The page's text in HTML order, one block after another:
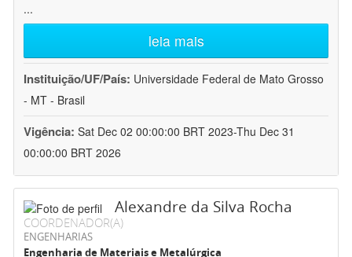
...
leia mais
Instituição/UF/País: Universidade Federal de Mato Grosso
- MT - Brasil
Vigência: Sat Dec 02 00:00:00 BRT 2023-Thu Dec 31
00:00:00 BRT 2026
Alexandre da Silva Rocha
COORDENADOR(A)
ENGENHARIAS
Engenharia de Materiais e Metalúrgica